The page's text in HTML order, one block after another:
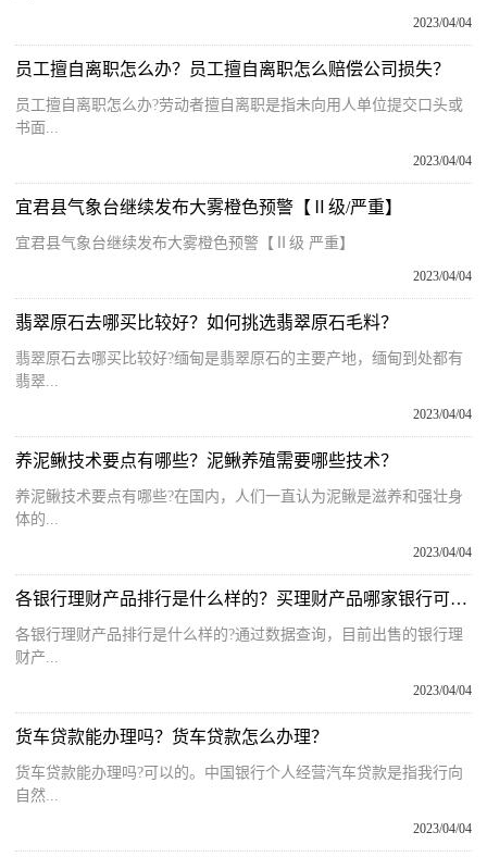
2023/04/04
员工擅自离职怎么办？员工擅自离职怎么赔偿公司损失？
员工擅自离职怎么办?劳动者擅自离职是指未向用人单位提交口头或
书面...
2023/04/04
宜君县气象台继续发布大雾橙色预警【Ⅱ级/严重】
宜君县气象台继续发布大雾橙色预警【Ⅱ级 严重】
2023/04/04
翡翠原石去哪买比较好？如何挑选翡翠原石毛料？
翡翠原石去哪买比较好?缅甸是翡翠原石的主要产地，缅甸到处都有
翡翠...
2023/04/04
养泥鳅技术要点有哪些？泥鳅养殖需要哪些技术？
养泥鳅技术要点有哪些?在国内，人们一直认为泥鳅是滋养和强壮身
体的...
2023/04/04
各银行理财产品排行是什么样的？买理财产品哪家银行可靠一点？
各银行理财产品排行是什么样的?通过数据查询，目前出售的银行理
财产...
2023/04/04
货车贷款能办理吗？货车贷款怎么办理？
货车贷款能办理吗?可以的。中国银行个人经营汽车贷款是指我行向
自然...
2023/04/04